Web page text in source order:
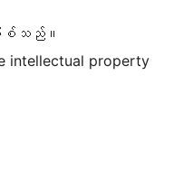
ြစ်သည်။
intellectual property